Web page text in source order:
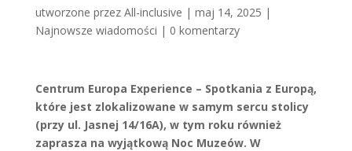
utworzone przez All-inclusive | maj 14, 2025 |
Najnowsze wiadomości | 0 komentarzy
Centrum Europa Experience – Spotkania z Europą,
które jest zlokalizowane w samym sercu stolicy
(przy ul. Jasnej 14/16A), w tym roku również
zaprasza na wyjątkową Noc Muzeów. W